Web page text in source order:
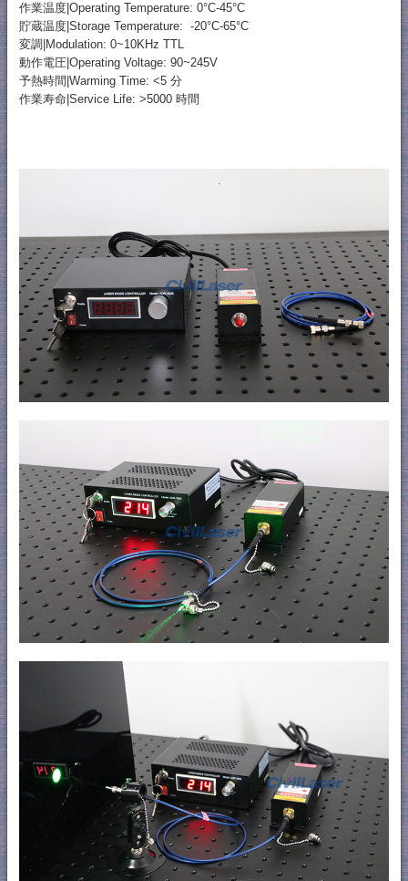
作業温度|Operating Temperature: 0°C-45°C
貯蔵温度|Storage Temperature: -20°C-65°C
変調|Modulation: 0~10KHz TTL
動作電圧|Operating Voltage: 90~245V
予熱時間|Warming Time: <5 分
作業寿命|Service Life: >5000 時間